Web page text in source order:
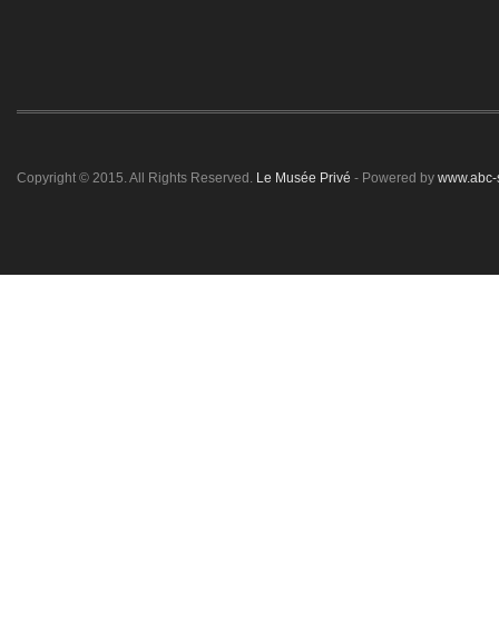
Copyright © 2015. All Rights Reserved. Le Musée Privé - Powered by